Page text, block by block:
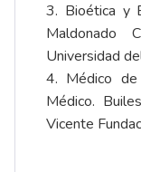
3. Bioética y
Maldonado
Universidad
4. Médico de
Médico.
Vicente